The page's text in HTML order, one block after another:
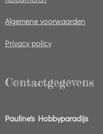
Algemene voorwaarden
Privacy policy
Contactgegevens
Pauline's Hobbyparadijs